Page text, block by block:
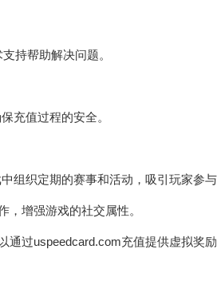
持帮助解决问题。
充值过程的安全。
组织定期的赛事和活动，吸引玩家参与
增强游戏的社交属性。
过uspeedcard.com充值提供虚拟奖